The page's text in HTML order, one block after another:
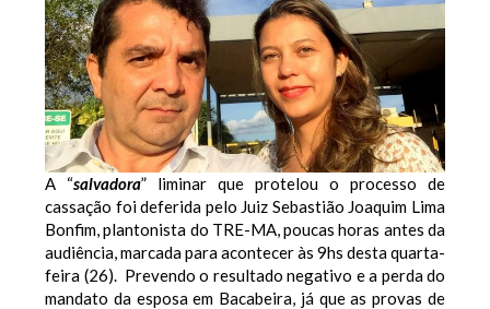
A “salvadora” liminar que protelou o processo de
cassação foi deferida pelo Juiz Sebastião Joaquim Lima
Bonfim, plantonista do TRE-MA, poucas horas antes da
audiência, marcada para acontecer às 9hs desta quarta-
feira (26). Prevendo o resultado negativo e a perda do
mandato da esposa em Bacabeira, já que as provas de